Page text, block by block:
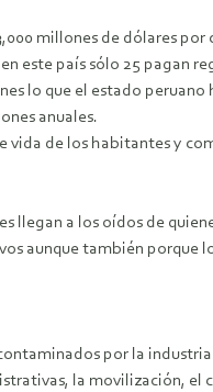
millones de dólares por
este país sólo 25 pagan
lo que el estado peruano
anuales.
vida de los habitantes y
llegan a los oídos de
aunque también porque
por la
la movilización, el